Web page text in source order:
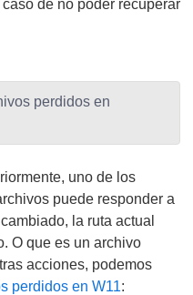
de no poder recuperar
perdidos en
uno de los
puede responder a
la ruta actual
O que es un archivo
acciones, podemos
perdidos en W11: